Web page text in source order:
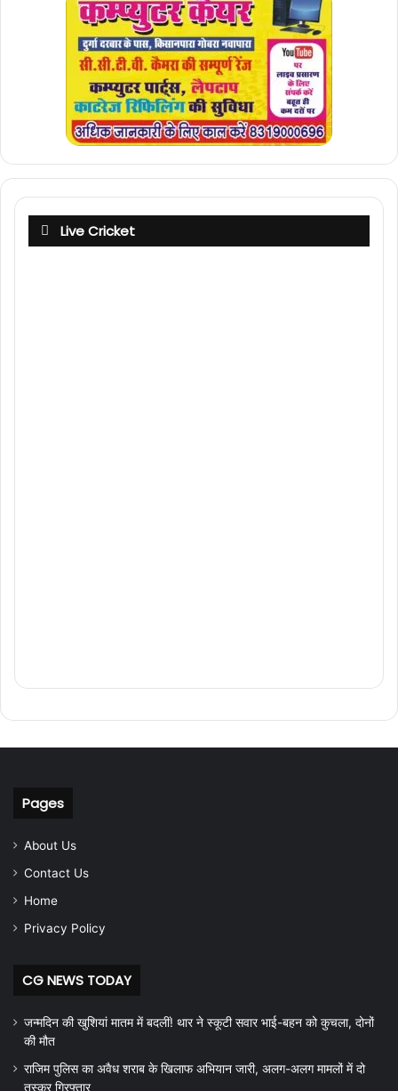
Live Cricket
Pages
About Us
Contact Us
Home
Privacy Policy
CG NEWS TODAY
जन्मदिन की खुशियां मातम में बदलीं! थार ने स्कूटी सवार भाई-बहन को कुचला, दोनों
की मौत
राजिम पुलिस का अवैध शराब के खिलाफ अभियान जारी, अलग-अलग मामलों में दो
तस्कर गिरफ्तार